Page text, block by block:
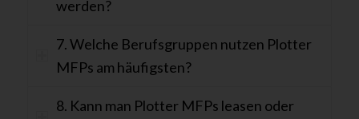
werden?
7. Welche Berufsgruppen nutzen Plotter
MFPs am häufigsten?
8. Kann man Plotter MFPs leasen oder